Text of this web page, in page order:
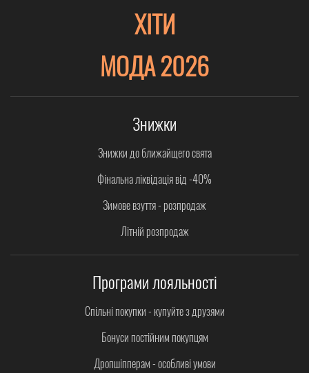
ХІТИ
МОДА 2026
Знижки
Знижки до ближайщего свята
Фінальна ліквідація від -40%
Зимове взуття - розпродаж
Літній розпродаж
Програми лояльності
Спільні покупки - купуйте з друзями
Бонуси постійним покупцям
Дропшіпперам - особливі умови